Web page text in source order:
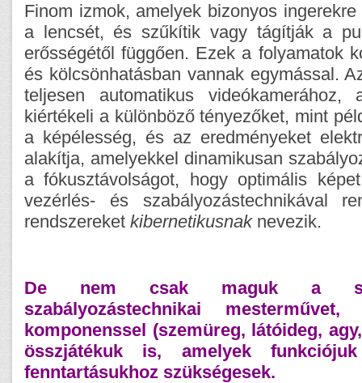
Finom izmok, amelyek bizonyos
a lencsét, és szűkítik vagy tágítják a
erősségétől függően. Ezek a folyamatok
és kölcsönhatásban vannak egymással.
teljesen automatikus videókamerához,
kiértékeli a különböző tényezőket, mint
a képélesség, és az eredményeket
alakítja, amelyekkel dinamikusan
a fókusztávolságot, hogy optimális
vezérlés- és szabályozástechnikával
rendszereket kibernetikusnaknevezik.
De nem csak maguk a
szabályozástechnikai
komponenssel (szemüreg, látóideg,
összjátékuk is, amelyek
fenntartásukhoz szükségesek.